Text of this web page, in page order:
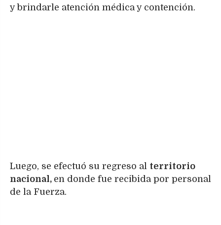
y brindarle atención médica y contención.
Luego, se efectuó su regreso al territorio
nacional, en donde fue recibida por personal
de la Fuerza.